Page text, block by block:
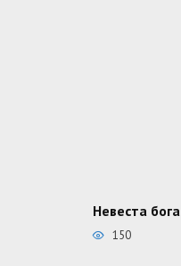
Невеста
150